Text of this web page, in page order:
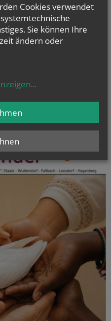
zu.*
Datenschutzgelesen. *
Cookies verwendet
Sie können Ihre
ändern oder
...